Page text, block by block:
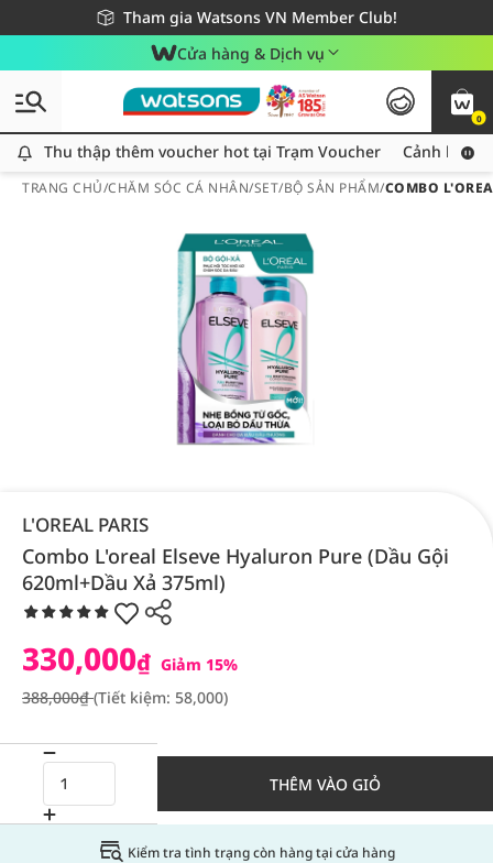
Tham gia Watsons VN Member Club!
Miễn phí giao hàng cho đơn hàng từ 249,000Đ
Giao hàng nhanh 24h - Áp dụng khu vực TP. Hồ Chí Minh
Cửa hàng & Dịch vụ
0
Thu thập thêm voucher hot tại Trạm Voucher
Thu thập thêm voucher hot tại Trạm Voucher Cảnh báo
TRANG CHỦ/CHĂM SÓC CÁ NHÂN/SET/BỘ SẢN PHẨM/COMBO
L'OREAL PARIS
Combo L'oreal Elseve Hyaluron Pure (Dầu Gội
620ml+Dầu Xả 375ml)
330,000₫ Giảm 15%
388,000₫(Tiết kiệm: 58,000)
THÊM VÀO GIỎ
Kiểm tra tình trạng còn hàng tại cửa hàng